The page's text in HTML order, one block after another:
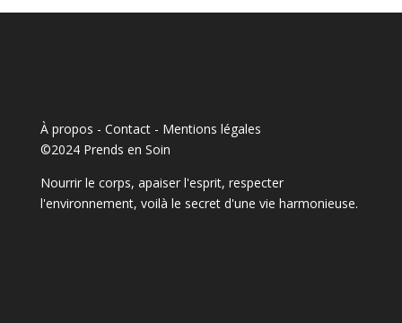
À propos - Contact- Mentions légales
©2024 Prends en Soin
Nourrir le corps, apaiser l'esprit, respecter
l'environnement, voilà le secret d'une vie harmonieuse.